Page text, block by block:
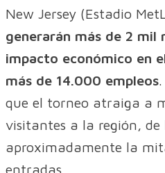
New Jersey (Estadio
generarán más de 2 mil
impacto económico en
más de 14.000 empleos
que el torneo atraiga a
visitantes a la región, de
aproximadamente la
entradas.